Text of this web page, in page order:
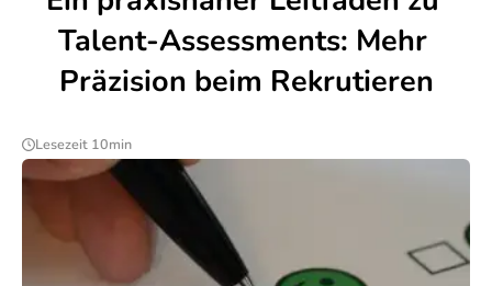
Talent-Assessments: Mehr
Präzision beim Rekrutieren
Lesezeit 10min